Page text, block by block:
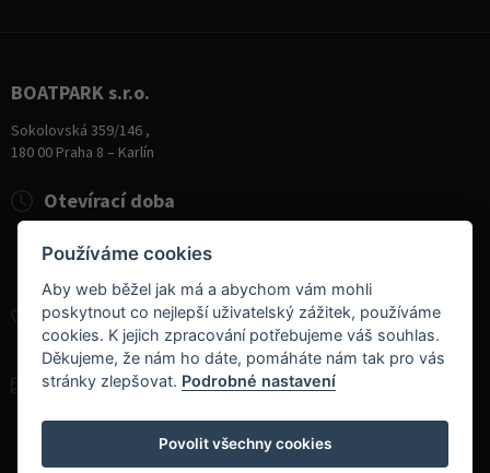
BOATPARK s.r.o.
Sokolovská 359/146 ,
180 00 Praha 8 – Karlín
+420 284 826 787
+420 604 728 042
info@boatpark.cz
Otevírací doba
Úterý - Pátek
10:00 - 19:00
Sobota
9:00 - 14:00
Používáme cookies
Aby web běžel jak má a abychom vám mohli
poskytnout co nejlepší uživatelský zážitek, používáme
cookies. K jejich zpracování potřebujeme váš souhlas.
Děkujeme, že nám ho dáte, pomáháte nám tak pro vás
stránky zlepšovat. Podrobné nastavení
Povolit všechny cookies